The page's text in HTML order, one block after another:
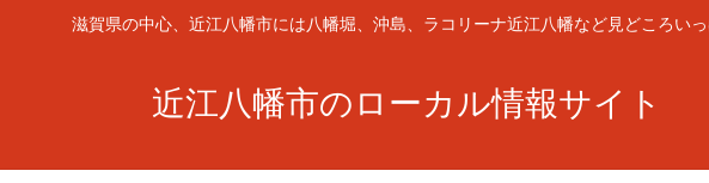
滋賀県の中心、近江八幡市には八幡堀、沖島、ラコリーナ近江八幡など見どころい
近江八幡市のローカル情報サイト